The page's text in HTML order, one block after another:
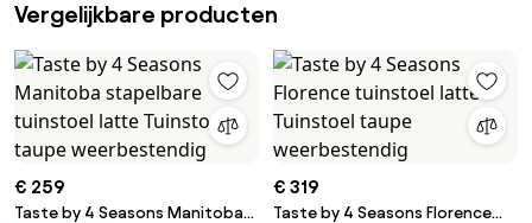
Vergelijkbare producten
€ 259
Taste by 4 Seasons Manitoba
€ 319
Taste by 4 Seasons Florence